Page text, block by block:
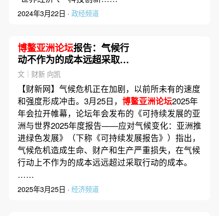
2024年3月22日 · 政经频道
博鳌亚洲论坛报告：气候行
动不作为的成本远超采取行
动
文｜财新 向凯
【财新网】气候危机正在加剧，以前所未有的速度
和强度形成冲击。3月25日， 博鳌亚洲论坛2025年
年会拉开帷幕，论坛年会发布的《可持续发展的亚
洲与世界2025年度报告——应对气候变化：亚洲推
进绿色发展》（下称《可持续发展报告》）指出，
气候危机造成生命、财产和生产严重损失，在气候
行动上不作为的成本远远超过采取行动的成本。
……
2025年3月25日 · 经济频道